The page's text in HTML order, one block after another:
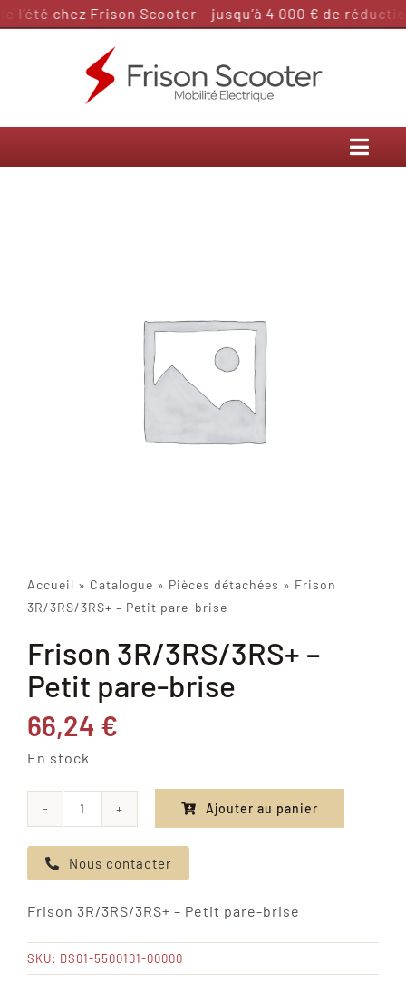
Passerchez Frison Scooter – jusqu’à 4 000 € de
Accueil » Catalogue » Pièces détachées » Frison
3R/3RS/3RS+ – Petit pare-brise
Frison 3R/3RS/3RS+ –
Petit pare-brise
66,24 €
En stock
de
Frison
-
Petit
pare-
Ajouter au panier
Nous contacter
Frison 3R/3RS/3RS+ – Petit pare-brise
SKU: DS01-5500101-00000